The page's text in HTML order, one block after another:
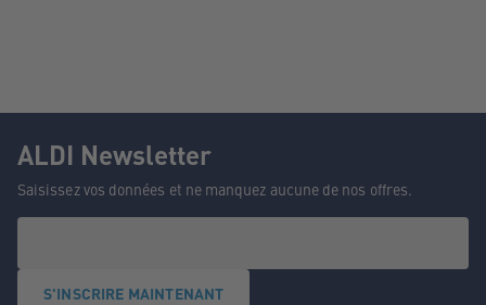
ALDI Newsletter
Saisissez vos données et ne manquez aucune de nos offres.
S'INSCRIRE MAINTENANT